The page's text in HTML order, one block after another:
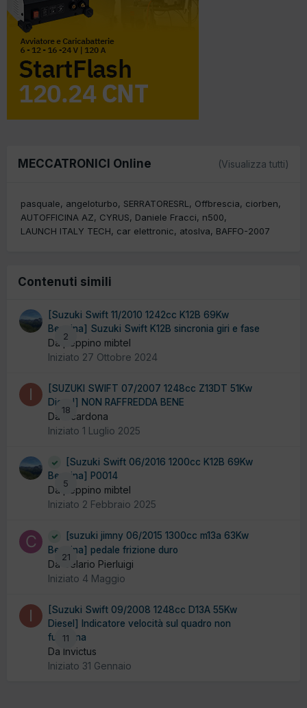
MECCATRONICI Online (Visualizza tutti)
pasquale angeloturbo SERRATORESRL Offbrescia
ciorben
AUTOFFICINA AZ
CYRUS Daniele Fracci
n500
LAUNCH ITALY TECH
car elettronic atoslva BAFFO-2007
Contenuti simili
2
[Suzuki Swift 11/2010 1242cc K12B 69Kw
Benzina] Suzuki Swift K12B sincronia giri e fase
Da peppino mibtel
Iniziato 27 Ottobre 2024
18
[SUZUKI SWIFT 07/2007 1248cc Z13DT 51Kw
Diesel] NON RAFFREDDA BENE
Da incardona
Iniziato 1 Luglio 2025
5
[Suzuki Swift 06/2016 1200cc K12B 69Kw
Benzina] P0014
Da peppino mibtel
Iniziato 2 Febbraio 2025
21
[suzuki jimny 06/2015 1300cc m13a 63Kw
Benzina] pedale frizione duro
Da Celario Pierluigi
Iniziato 4 Maggio
11
[Suzuki Swift 09/2008 1248cc D13A 55Kw
Diesel] Indicatore velocità sul quadro non
funziona
Da Invictus
Iniziato 31 Gennaio